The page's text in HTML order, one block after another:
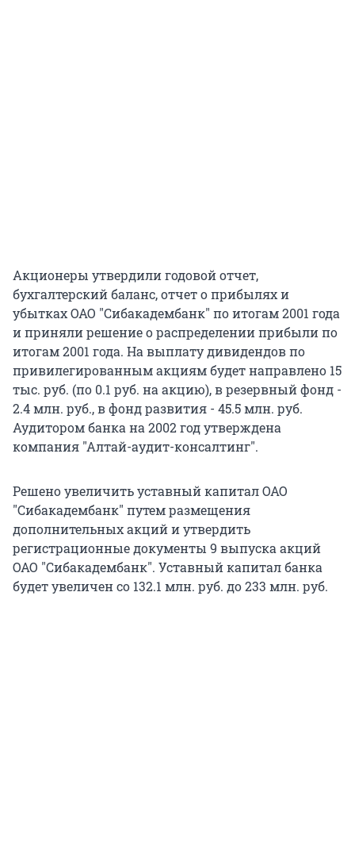
Акционеры утвердили годовой отчет,
бухгалтерский баланс, отчет о прибылях и
убытках ОАО "Сибакадембанк" по итогам 2001 года
и приняли решение о распределении прибыли по
итогам 2001 года. На выплату дивидендов по
привилегированным акциям будет направлено 15
тыс. руб. (по 0.1 руб. на акцию), в резервный фонд -
2.4 млн. руб., в фонд развития - 45.5 млн. руб.
Аудитором банка на 2002 год утверждена
компания "Алтай-аудит-консалтинг".
Решено увеличить уставный капитал ОАО
"Сибакадембанк" путем размещения
дополнительных акций и утвердить
регистрационные документы 9 выпуска акций
ОАО "Сибакадембанк". Уставный капитал банка
будет увеличен со 132.1 млн. руб. до 233 млн. руб.